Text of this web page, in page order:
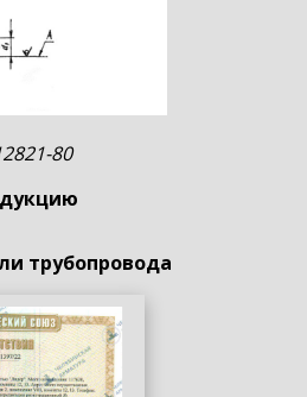
80
трубопровода